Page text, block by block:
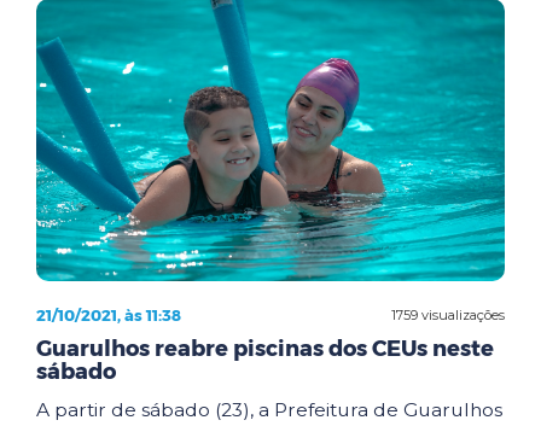
1759 visualizações
21/10/2021, às 11:38
Guarulhos reabre piscinas dos CEUs neste
sábado
A partir de sábado (23), a Prefeitura de Guarulhos